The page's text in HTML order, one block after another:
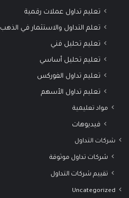
تعليم تداول عملات رقمية
تعلم التداول والاستثمار في الذهب
تعليم تحليل فني
تعليم تحليل أساسي
تعليم تداول الفوركس
تعليم تداول الأسهم
مواد تعليمية
فيديوهات
شركات التداول
شركات تداول موثوقة
تقييم شركات التداول
Uncategorized